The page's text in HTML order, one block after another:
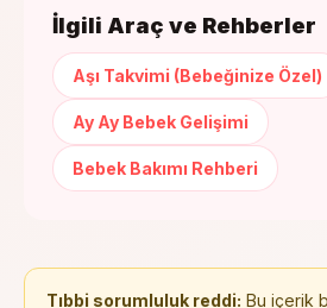
İlgili Araç ve Rehberler
Aşı Takvimi (Bebeğinize Özel)
Ay Ay Bebek Gelişimi
Bebek Bakımı Rehberi
Tıbbi sorumluluk reddi: Bu içerik